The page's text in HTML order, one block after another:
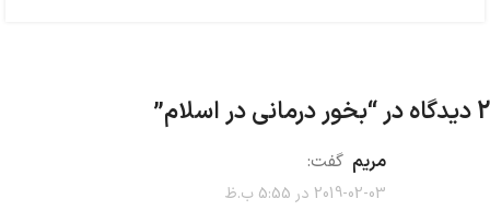
2 دیدگاه در “ بخور درمانی در اسلام”
مریم گفت:
2019-02-03 در 5:55 ب.ظ